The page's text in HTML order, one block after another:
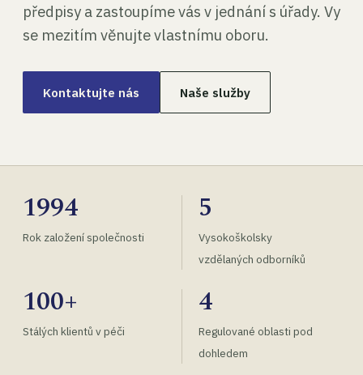
předpisy a zastoupíme vás v jednání s úřady. Vy
se mezitím věnujte vlastnímu oboru.
Kontaktujte nás Naše služby
1994
Rok založení společnosti
5
Vysokoškolsky
vzdělaných odborníků
100+
Stálých klientů v péči
4
Regulované oblasti pod
dohledem